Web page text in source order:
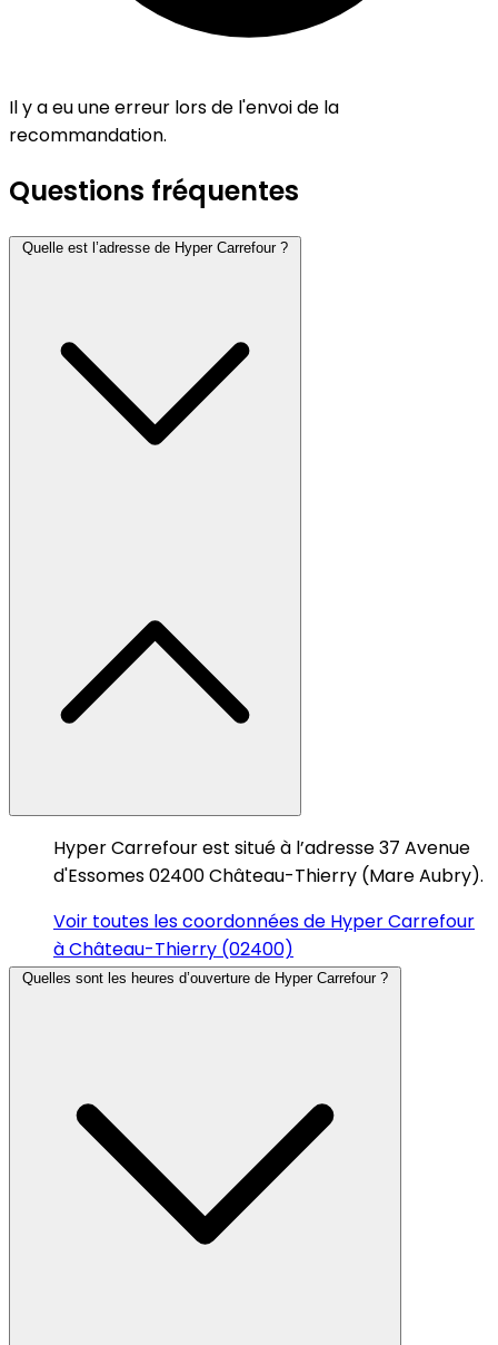
Il y a eu une erreur lors de l'envoi de la
recommandation.
Questions fréquentes
Quelle est l’adresse de Hyper Carrefour ?
Hyper Carrefour est situé à l’adresse 37 Avenue
d'Essomes 02400 Château-Thierry (Mare Aubry).
Voir toutes les coordonnées de Hyper Carrefour
à Château-Thierry (02400)
Quelles sont les heures d’ouverture de Hyper Carrefour ?